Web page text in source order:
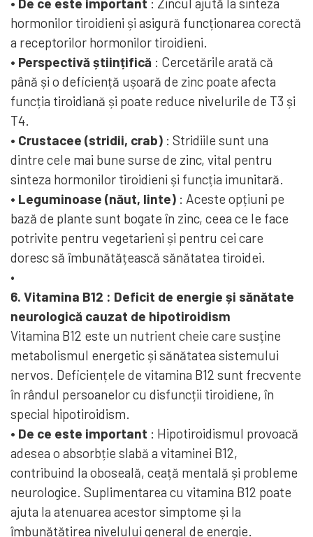
hormonilor tiroidieni și asigură funcționarea corectă
a receptorilor hormonilor tiroidieni.
• Perspectivă științifică : Cercetările arată că
până și o deficiență ușoară de zinc poate afecta
funcția tiroidiană și poate reduce nivelurile de T3 și
T4.
• Crustacee (stridii, crab) : Stridiile sunt una
dintre cele mai bune surse de zinc, vital pentru
sinteza hormonilor tiroidieni și funcția imunitară.
• Leguminoase (năut, linte) : Aceste opțiuni pe
bază de plante sunt bogate în zinc, ceea ce le face
potrivite pentru vegetarieni și pentru cei care
doresc să îmbunătățească sănătatea tiroidei.
•
6. Vitamina B12 : Deficit de energie și sănătate
neurologică cauzat de hipotiroidism
Vitamina B12 este un nutrient cheie care susține
metabolismul energetic și sănătatea sistemului
nervos. Deficiențele de vitamina B12 sunt frecvente
în rândul persoanelor cu disfuncții tiroidiene, în
special hipotiroidism.
• De ce este important : Hipotiroidismul provoacă
adesea o absorbție slabă a vitaminei B12,
contribuind la oboseală, ceață mentală și probleme
neurologice. Suplimentarea cu vitamina B12 poate
ajuta la atenuarea acestor simptome și la
îmbunătățirea nivelului general de energie.